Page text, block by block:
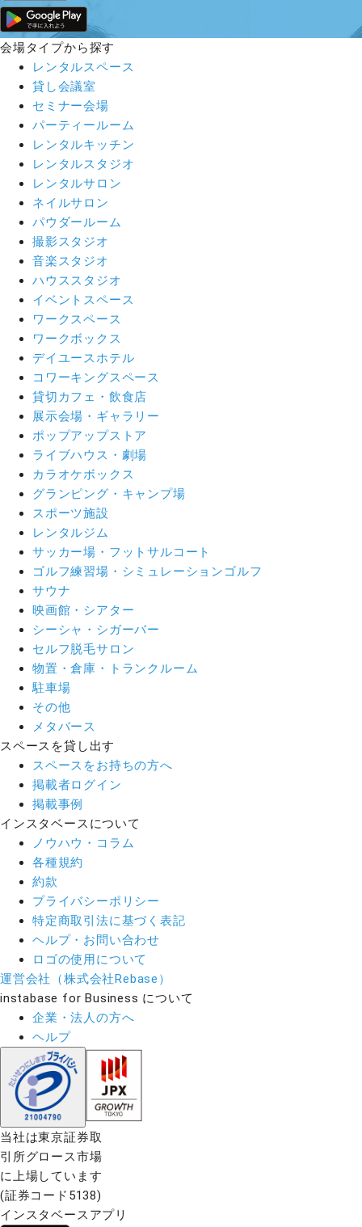
会場タイプから探す
レンタルスペース
貸し会議室
セミナー会場
パーティールーム
レンタルキッチン
レンタルスタジオ
レンタルサロン
ネイルサロン
パウダールーム
撮影スタジオ
音楽スタジオ
ハウススタジオ
イベントスペース
ワークスペース
ワークボックス
デイユースホテル
コワーキングスペース
貸切カフェ・飲食店
展示会場・ギャラリー
ポップアップストア
ライブハウス・劇場
カラオケボックス
グランピング・キャンプ場
スポーツ施設
レンタルジム
サッカー場・フットサルコート
ゴルフ練習場・シミュレーションゴルフ
サウナ
映画館・シアター
シーシャ・シガーバー
セルフ脱毛サロン
物置・倉庫・トランクルーム
駐車場
その他
メタバース
スペースを貸し出す
スペースをお持ちの方へ
掲載者ログイン
掲載事例
インスタベースについて
ノウハウ・コラム
各種規約
約款
プライバシーポリシー
特定商取引法に基づく表記
ヘルプ・お問い合わせ
ロゴの使用について
運営会社（株式会社Rebase）
instabase for Business について
企業・法人の方へ
ヘルプ
当社は東京証券取
引所グロース市場
に上場しています
(証券コード5138)
インスタベースアプリ